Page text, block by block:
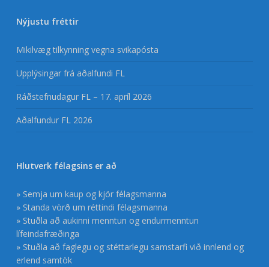
Nýjustu fréttir
Mikilvæg tilkynning vegna svikapósta
Upplýsingar frá aðalfundi FL
Ráðstefnudagur FL – 17. apríl 2026
Aðalfundur FL 2026
Hlutverk félagsins er að
» Semja um kaup og kjör félagsmanna
» Standa vörð um réttindi félagsmanna
» Stuðla að aukinni menntun og endurmenntun
lífeindafræðinga
» Stuðla að faglegu og stéttarlegu samstarfi við innlend og
erlend samtök